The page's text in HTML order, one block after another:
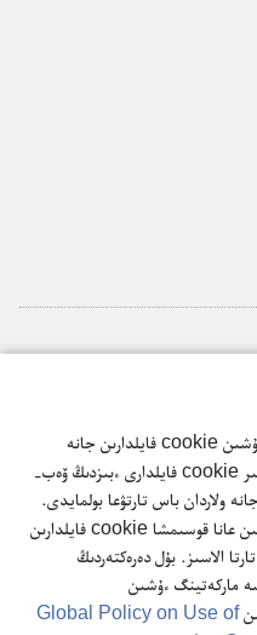
سىزگە ەڭ جاقسى مۇكىندىكتەردى ۇسىنۋ ءۇشىن cookie فايلدارىن جانە
ۇقساس تەحنولوگيالاردى قولدانىلادى. كەيبىر cookie فايلدارى ءبىزدىڭ ۆەب-
باس تارتۋعا بولمايدى.
ءسىز سايتتىڭ مۇمكىندىكتەردى جاقسارتاتىن عانا قوسىمشا cookie فايلدارىن
الاسىز. بۇل دەرەكتەردىڭ
ماركەتينگ ءۇشىن
Global Policy on Use of